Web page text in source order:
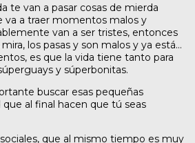
te van a pasar cosas de mierda
va a traer momentos malos y
van a ser tristes, entonces
los pasas y son malos y ya está…
es que la vida tiene tanto para
y súperbonitas.
buscar esas pequeñas
que al final hacen que tú seas
que al mismo tiempo es muy